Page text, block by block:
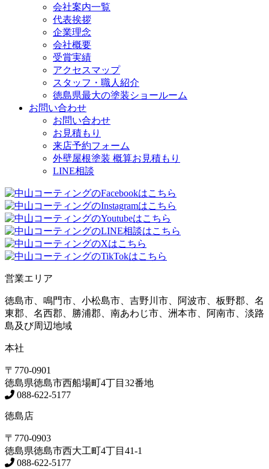
会社案内一覧
代表挨拶
企業理念
会社概要
受賞実績
アクセスマップ
スタッフ・職人紹介
徳島県最大の塗装ショールーム
お問い合わせ
お問い合わせ
お見積もり
来店予約フォーム
外壁屋根塗装 概算お見積もり
LINE相談
営業エリア
徳島市、鳴門市、小松島市、吉野川市、阿波市、板野郡、名
東郡、名西郡、勝浦郡、南あわじ市、洲本市、阿南市、淡路
島及び周辺地域
本社
〒770-0901
徳島県徳島市西船場町4丁目32番地
088-622-5177
徳島店
〒770-0903
徳島県徳島市西大工町4丁目41-1
088-622-5177